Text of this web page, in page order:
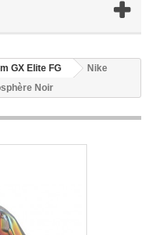
GX Elite FG
Nike
Noir